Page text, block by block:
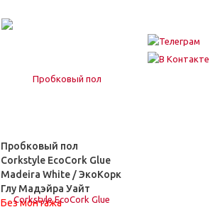
Пробковый пол
Corkstyle EcoCork Glue
Madeira White / ЭкоКорк
Глу Мадэйра Уайт
Без монтажа